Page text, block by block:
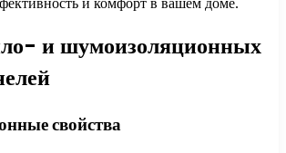
и комфорт в вашем доме.
и шумоизоляционных
свойства